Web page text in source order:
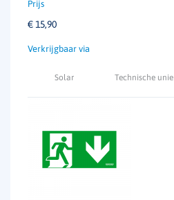
€15,90
Solar Technische unie